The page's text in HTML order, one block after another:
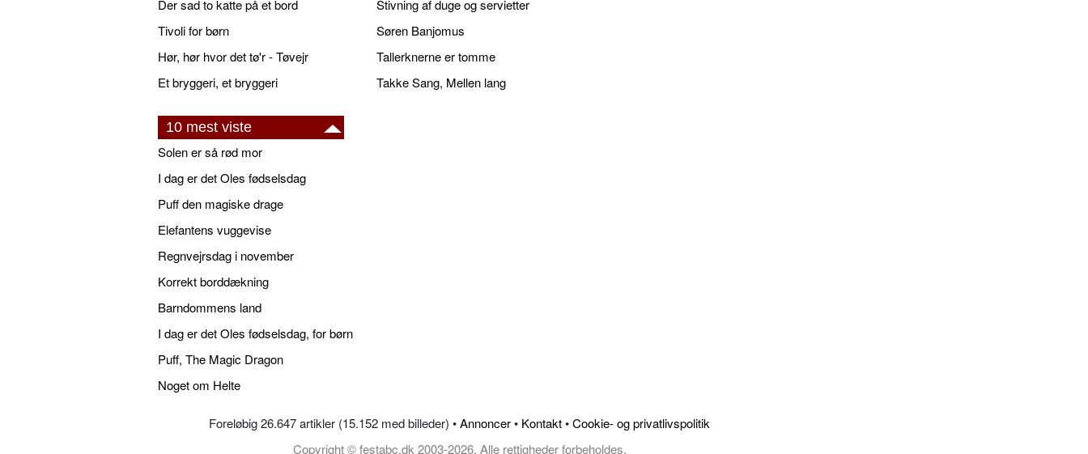
Der sad to katte på et bord
Tivoli for børn
Hør, hør hvor det tø'r - Tøvejr
Et bryggeri, et bryggeri
Stivning af duge og servietter
Søren Banjomus
Tallerknerne er tomme
Takke Sang, Mellen lang
10 mest viste
Solen er så rød mor
I dag er det Oles fødselsdag
Puff den magiske drage
Elefantens vuggevise
Regnvejrsdag i november
Korrekt borddækning
Barndommens land
I dag er det Oles fødselsdag, for børn
Puff, The Magic Dragon
Noget om Helte
Foreløbig 26.647 artikler (15.152 med billeder) •Annoncer• Kontakt•Cookie- og privatlivspolitik
Copyright © festabc.dk 2003-2026, Alle rettigheder forbeholdes.